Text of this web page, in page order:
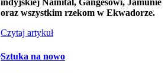
indyjskiej Nainital, Gangesowi, Jamunie
oraz wszystkim rzekom w Ekwadorze.
Czytaj artykuł
Sztuka na nowo